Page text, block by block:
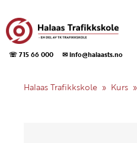
☏ 715 66 000 ✉ info@halaasts.no
Halaas Trafikkskole Kurs